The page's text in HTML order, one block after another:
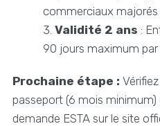
commerciaux majorés
Validité 2 ans :
90 jours maximum
Prochaine étape :
passeport (6 mois
demande ESTA sur le site